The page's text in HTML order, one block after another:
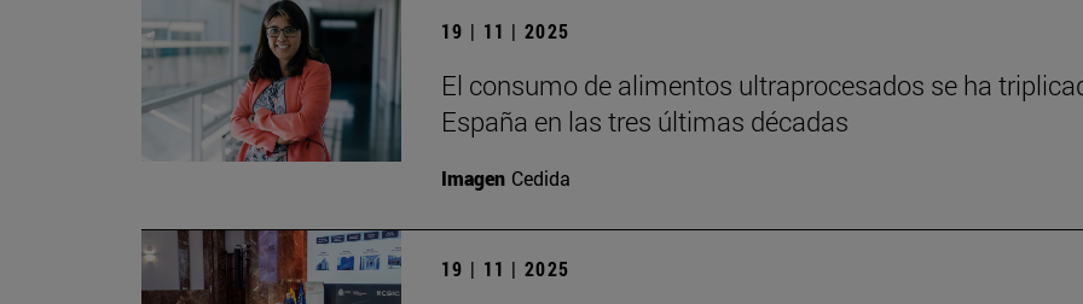
19 | 11 | 2025
El consumo de alimentos ultraprocesados se ha
España en las tres últimas décadas
Imagen Cedida
19 | 11 | 2025